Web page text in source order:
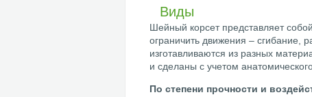
Виды
Шейный корсет представляет
ограничить движения – сгибание,
изготавливаются из разных
и сделаны с учетом
По степени прочности и